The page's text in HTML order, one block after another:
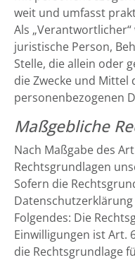
weit und umfasst
Als
juristische Person,
Stelle, die allein oder
die Zwecke und
personenbezogenen
Maßgebliche
Nach Maßgabe des
Rechtsgrundlagen
Sofern die
Folgendes: Die
Einwilligungen ist Art.
die Rechtsgrundlage